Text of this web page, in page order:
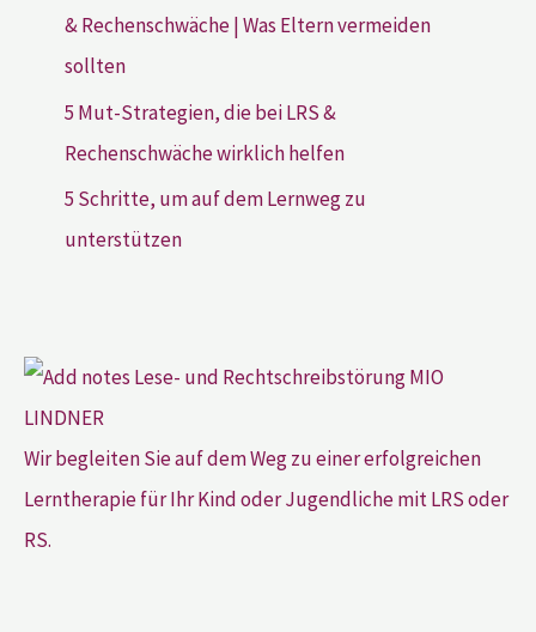
& Rechenschwäche | Was Eltern vermeiden
sollten
5 Mut-Strategien, die bei LRS &
Rechenschwäche wirklich helfen
5 Schritte, um auf dem Lernweg zu
unterstützen
Wir begleiten Sie auf dem Weg zu einer erfolgreichen
Lerntherapie für Ihr Kind oder Jugendliche mit LRS oder
RS.